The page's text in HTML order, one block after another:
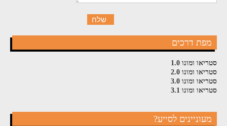
מפת דרכים
סטריאו ומונו 1.0
סטריאו ומונו 2.0
סטריאו ומונו 3.0
סטריאו ומונו 3.1
מעוניינים לסייע?